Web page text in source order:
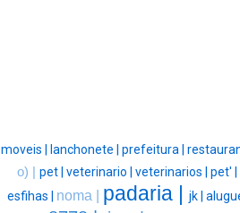
moveis | lanchonete | prefeitura |
o) | pet | veterinario | veterinarios | pet' |
esfihas | noma | padaria | jk |